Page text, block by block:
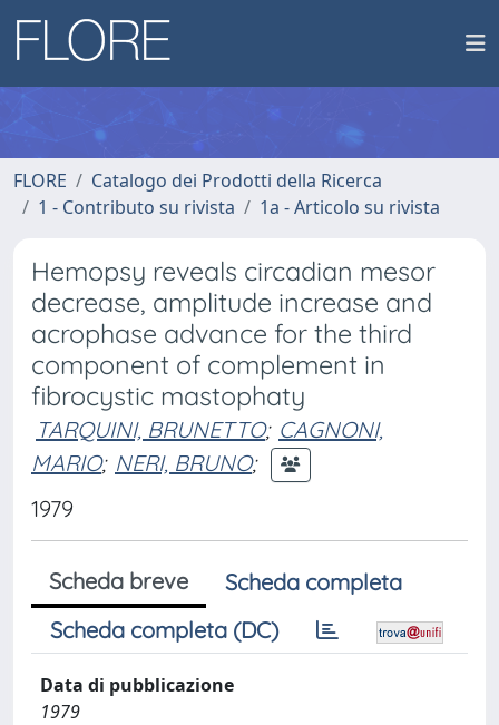
FLORE
Catalogo dei Prodotti della Ricerca
1 - Contributo su rivista
1a - Articolo su rivista
Hemopsy reveals circadian mesor
decrease, amplitude increase and
acrophase advance for the third
component of complement in
fibrocystic mastophaty
TARQUINI, BRUNETTO; CAGNONI,
MARIO; NERI, BRUNO;
1979
Scheda breve
Scheda completa
Scheda completa (DC)
Data di pubblicazione
1979